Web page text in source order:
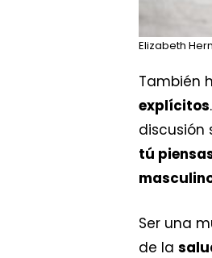
Elizabeth
También
explícitos
discusión
tú
Ser una
de la